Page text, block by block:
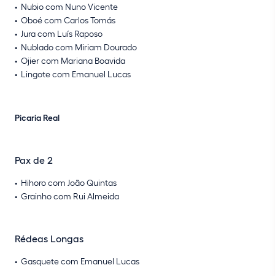
Nubio com Nuno Vicente
Oboé com Carlos Tomás
Jura com Luís Raposo
Nublado com Miriam Dourado
Ojier com Mariana Boavida
Lingote com Emanuel Lucas
Picaria Real
Pax de 2
Hihoro com João Quintas
Grainho com Rui Almeida
Rédeas Longas
Gasquete com Emanuel Lucas